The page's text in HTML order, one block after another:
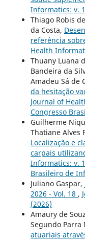
Informatics: v.
Thiago Robis
da Costa,
referência
Health
Thuany Luana
Bandeira da
Amadeu Sá de
da hesitação
Journal of
Congresso
Guilherme
Thatiane Alves
Localização e
carpais
Informatics: v.
Brasileiro de
Juliano Gaspar,
2026 - Vol. 18 ,
(2026)
Amaury de
Segundo Parra
atuariais